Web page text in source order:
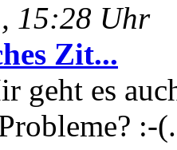
15:28 Uhr
Zit...
geht es
:-